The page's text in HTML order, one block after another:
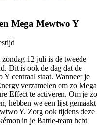
Mega Mewtwo Y
12 juli is de tweede
Dit is ook de dag dat de
centraal staat. Wanneer je
verzamelen om zo Mega
Effect te activeren. Om je zo
hebben we een lijst gemaakt
Y. Zorg ook tijdens deze
in je Battle-team hebt